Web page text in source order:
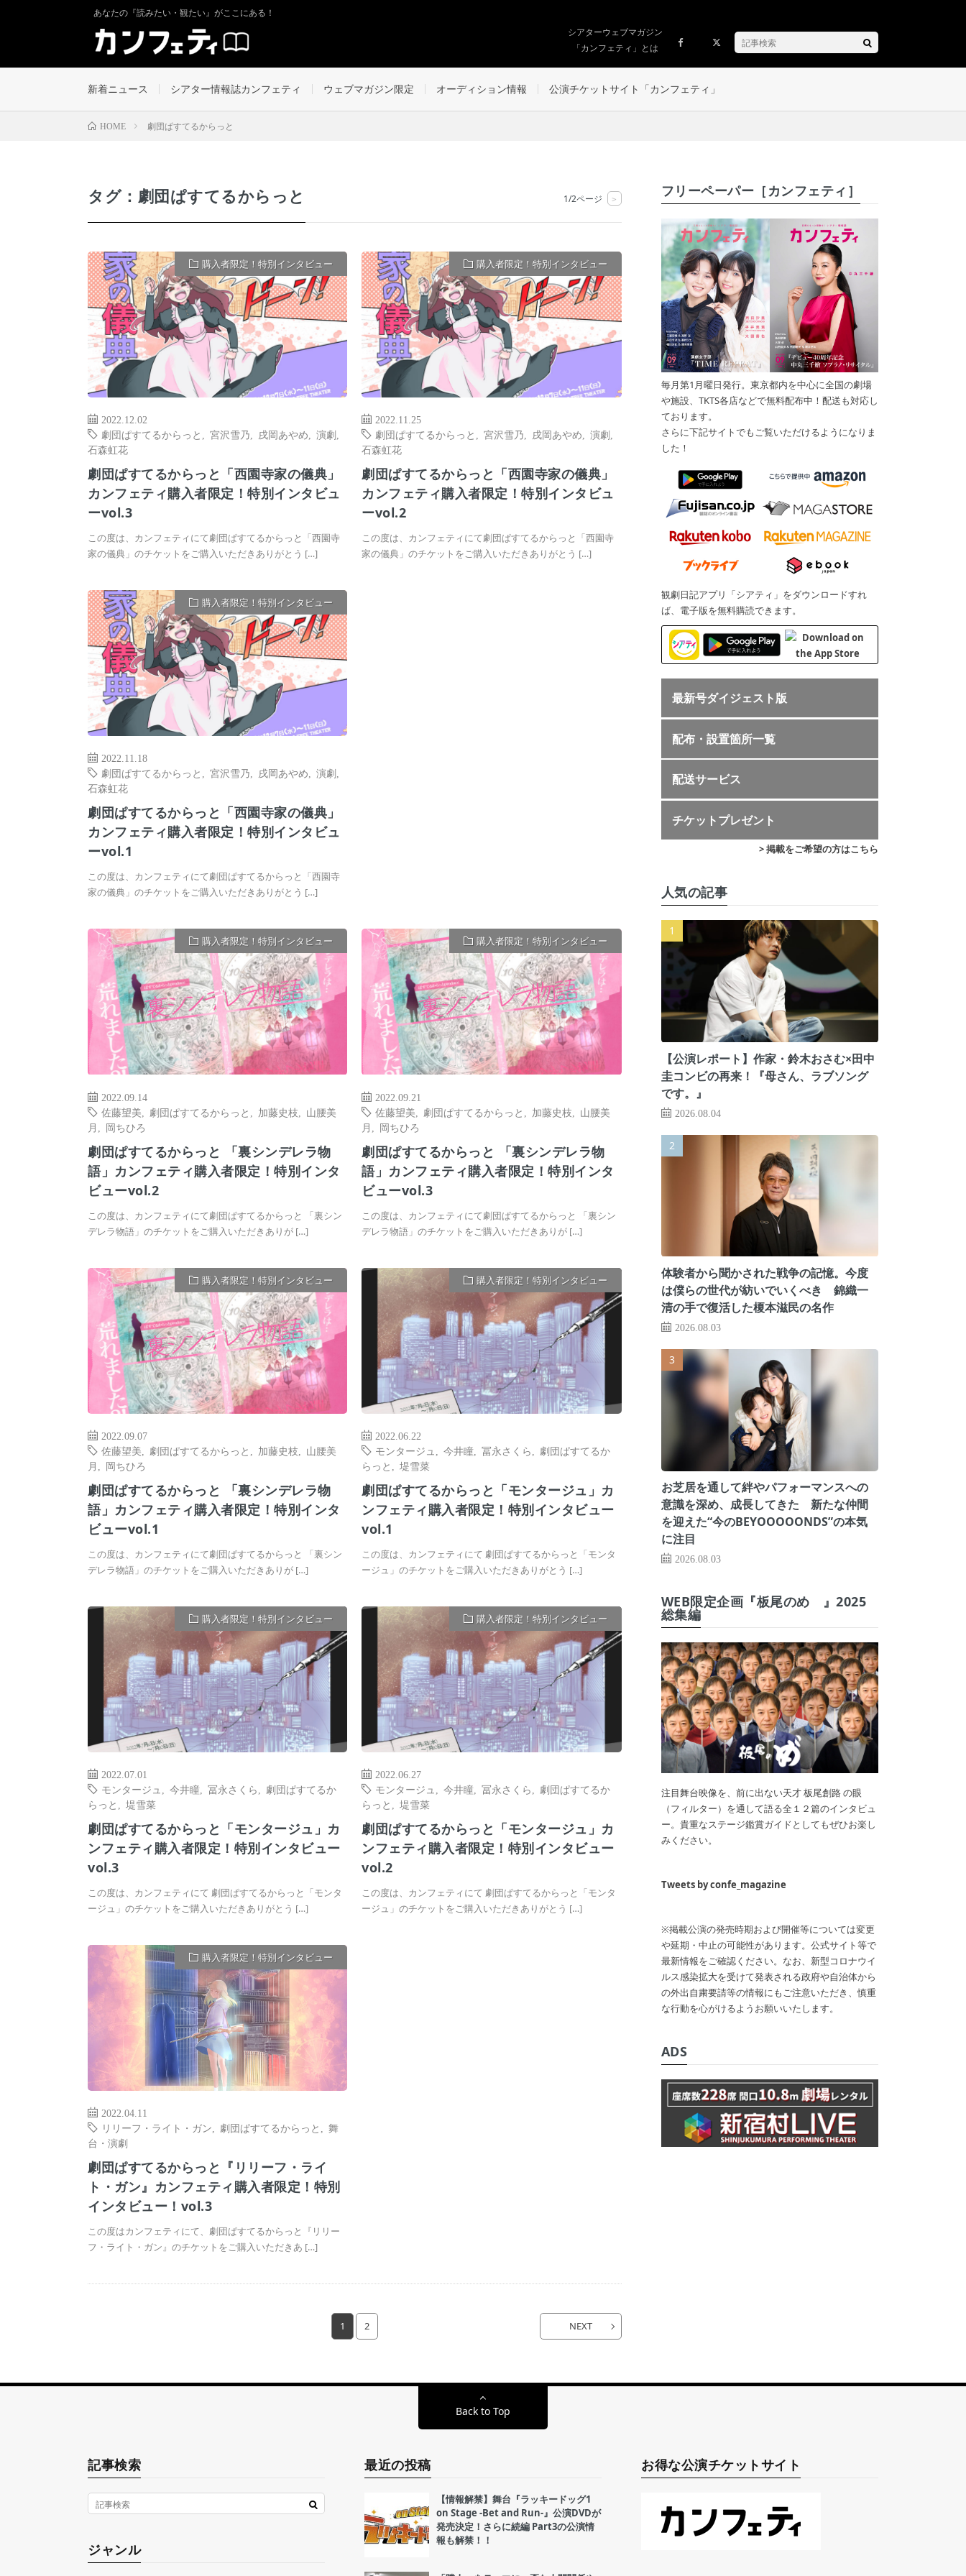
あなたの『読みたい・観たい』がここにある！
シアターウェブマガジン
「カンフェティ」とは
新着ニュース シアター情報誌カンフェティ ウェブマガジン限定 オーディション情報 公演チケットサイト「カンフェティ」
HOME 劇団ぱすてるからっと
タグ：劇団ぱすてるからっと 1/2ページ >
購入者限定！特別インタビュー
2022.12.02
劇団ぱすてるからっと
宮沢雪乃 戌岡あやめ 演劇
石森虹花
劇団ぱすてるからっと「西園寺家の儀典」
カンフェティ購入者限定！特別インタビュ
ーvol.3
この度は、カンフェティにて劇団ぱすてるからっと「西園寺
家の儀典」のチケットをご購入いただきありがとう […]
購入者限定！特別インタビュー
2022.11.25
劇団ぱすてるからっと
,宮沢雪乃 戌岡あやめ ,演劇
石森虹花
劇団ぱすてるからっと「西園寺家の儀典」
カンフェティ購入者限定！特別インタビュ
ーvol.2
この度は、カンフェティにて劇団ぱすてるからっと「西園寺
家の儀典」のチケットをご購入いただきありがとう […]
購入者限定！特別インタビュー
2022.11.18
劇団ぱすてるからっと
宮沢雪乃 戌岡あやめ 演劇
石森虹花
劇団ぱすてるからっと「西園寺家の儀典」
カンフェティ購入者限定！特別インタビュ
ーvol.1
この度は、カンフェティにて劇団ぱすてるからっと「西園寺
家の儀典」のチケットをご購入いただきありがとう […]
購入者限定！特別インタビュー
2022.09.14
佐藤望美
劇団ぱすてるからっと 加藤史枝
山腰美
月
岡ちひろ
劇団ぱすてるからっと 「裏シンデレラ物
語」カンフェティ購入者限定！特別インタ
ビューvol.2
この度は、カンフェティにて劇団ぱすてるからっと 「裏シン
デレラ物語」のチケットをご購入いただきありが […]
購入者限定！特別インタビュー
2022.09.21
佐藤望美
劇団ぱすてるからっと 加藤史枝
山腰美
月
岡ちひろ
劇団ぱすてるからっと 「裏シンデレラ物
語」カンフェティ購入者限定！特別インタ
ビューvol.3
この度は、カンフェティにて劇団ぱすてるからっと 「裏シン
デレラ物語」のチケットをご購入いただきありが […]
購入者限定！特別インタビュー
2022.09.07
佐藤望美
劇団ぱすてるからっと 加藤史枝
山腰美
月
岡ちひろ
劇団ぱすてるからっと 「裏シンデレラ物
語」カンフェティ購入者限定！特別インタ
ビューvol.1
この度は、カンフェティにて劇団ぱすてるからっと 「裏シン
デレラ物語」のチケットをご購入いただきありが […]
購入者限定！特別インタビュー
2022.06.22
モンタージュ
,今井瞳 ,冨永さくら
劇団ぱすてるか
らっと
,堤雪菜
劇団ぱすてるからっと「モンタージュ」カ
ンフェティ購入者限定！特別インタビュー
vol.1
この度は、カンフェティにて 劇団ぱすてるからっと「モンタ
ージュ」のチケットをご購入いただきありがとう […]
購入者限定！特別インタビュー
2022.07.01
モンタージュ
今井瞳 冨永さくら
劇団ぱすてるか
らっと
堤雪菜
劇団ぱすてるからっと「モンタージュ」カ
ンフェティ購入者限定！特別インタビュー
vol.3
この度は、カンフェティにて 劇団ぱすてるからっと「モンタ
ージュ」のチケットをご購入いただきありがとう […]
購入者限定！特別インタビュー
2022.06.27
モンタージュ
,今井瞳 ,冨永さくら
劇団ぱすてるか
らっと
,堤雪菜
劇団ぱすてるからっと「モンタージュ」カ
ンフェティ購入者限定！特別インタビュー
vol.2
この度は、カンフェティにて 劇団ぱすてるからっと「モンタ
ージュ」のチケットをご購入いただきありがとう […]
購入者限定！特別インタビュー
2022.04.11
リリーフ・ライト・ガン
劇団ぱすてるからっと
舞
台・演劇
劇団ぱすてるからっと『リリーフ・ライ
ト・ガン』カンフェティ購入者限定！特別
インタビュー！vol.3
この度はカンフェティにて、劇団ぱすてるからっと『リリー
フ・ライト・ガン』のチケットをご購入いただきあ […]
1 2 NEXT
フリーペーパー［カンフェティ］
毎月第1月曜日発行。東京都内を中心に全国の劇場
や施設、TKTS各店などで無料配布中！配送も対応し
ております。
さらに下記サイトでもご覧いただけるようになりま
した！
観劇日記アプリ「シアティ」をダウンロードすれ
ば、電子版を無料購読できます。
最新号ダイジェスト版
配布・設置箇所一覧
配送サービス
チケットプレゼント
> 掲載をご希望の方はこちら
人気の記事
【公演レポート】作家・鈴木おさむ×田中
圭コンビの再来！『母さん、ラブソング
です。』
2026.08.04
体験者から聞かされた戦争の記憶。今度
は僕らの世代が紡いでいくべき 錦織一
清の手で復活した榎本滋民の名作
2026.08.03
お芝居を通して絆やパフォーマンスへの
意識を深め、成長してきた 新たな仲間
を迎えた“今のBEYOOOOONDS”の本気
に注目
2026.08.03
WEB限定企画『板尾のめ゙』2025
総集編
注目舞台映像を、前に出ない天才 板尾創路 の眼
（フィルター）を通して語る全１２篇のインタビュ
ー。貴重なステージ鑑賞ガイドとしてもぜひお楽し
みください。
Tweets by confe_magazine
※掲載公演の発売時期および開催等については変更
や延期・中止の可能性があります。公式サイト等で
最新情報をご確認ください。なお、新型コロナウイ
ルス感染拡大を受けて発表される政府や自治体から
の外出自粛要請等の情報にもご注意いただき、慎重
な行動を心がけるようお願いいたします。
ADS
Back to Top
記事検索
ジャンル
最近の投稿
【情報解禁】舞台『ラッキードッグ1
on Stage -Bet and Run-』公演DVDが
発売決定！さらに続編 Part3の公演情
報も解禁！！
お得な公演チケットサイト